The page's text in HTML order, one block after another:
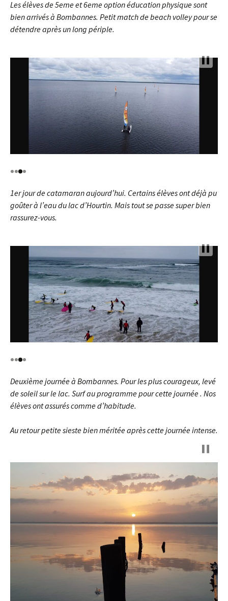
Les élèves de 5eme et 6eme option éducation physique sont
bien arrivés à Bombannes. Petit match de beach volley pour se
détendre après un long périple.
1er jour de catamaran aujourd’hui. Certains élèves ont déjà pu
goûter à l’eau du lac d’Hourtin. Mais tout se passe super bien
rassurez-vous.
Deuxième journée à Bombannes. Pour les plus courageux, levé
de soleil sur le lac. Surf au programme pour cette journée . Nos
élèves ont assurés comme d’habitude.
Au retour petite sieste bien méritée après cette journée intense.